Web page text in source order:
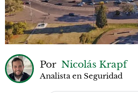
Por Nicolás Krapf
Analista en Seguridad